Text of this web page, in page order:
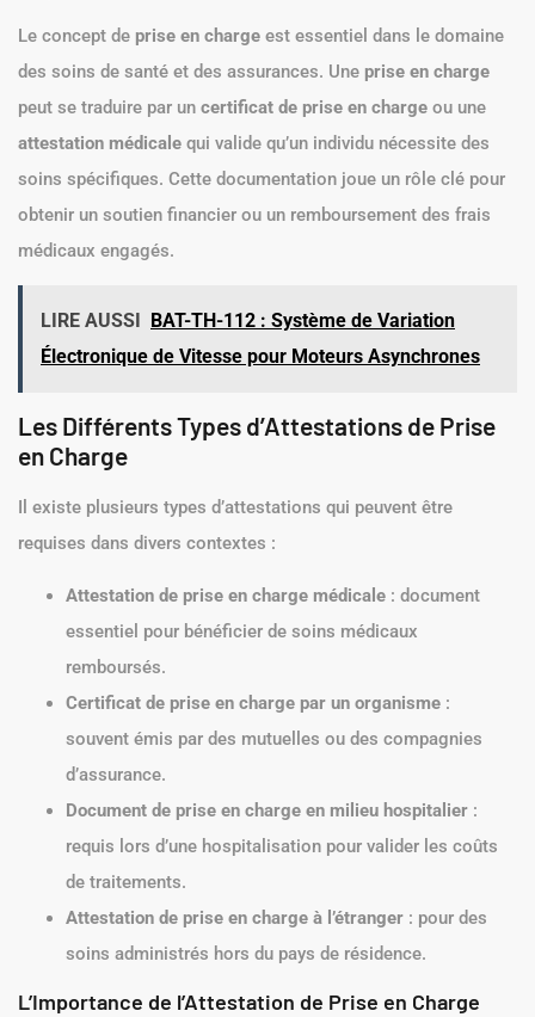
Le concept de prise en charge est essentiel dans le domaine
des soins de santé et des assurances. Une prise en charge
peut se traduire par un certificat de prise en charge ou une
attestation médicale qui valide qu’un individu nécessite des
soins spécifiques. Cette documentation joue un rôle clé pour
obtenir un soutien financier ou un remboursement des frais
médicaux engagés.
LIRE AUSSI BAT-TH-112 : Système de Variation
Électronique de Vitesse pour Moteurs Asynchrones
Les Différents Types d’Attestations de Prise
en Charge
Il existe plusieurs types d’attestations qui peuvent être
requises dans divers contextes :
Attestation de prise en charge médicale : document
essentiel pour bénéficier de soins médicaux
remboursés.
Certificat de prise en charge par un organisme :
souvent émis par des mutuelles ou des compagnies
d’assurance.
Document de prise en charge en milieu hospitalier :
requis lors d’une hospitalisation pour valider les coûts
de traitements.
Attestation de prise en charge à l’étranger : pour des
soins administrés hors du pays de résidence.
L’Importance de l’Attestation de Prise en Charge